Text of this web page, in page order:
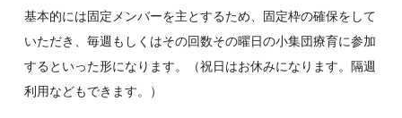
基本的には固定メンバーを主とするため、固定枠の確保をして
いただき、毎週もしくはその回数その曜日の小集団療育に参加
するといった形になります。（祝日はお休みになります。隔週
利用などもできます。）